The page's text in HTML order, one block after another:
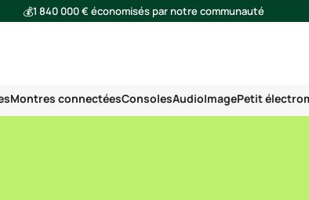
💰1 840 000 € économisés par notre communauté
Montres connectéesConsolesAudioImagePetit